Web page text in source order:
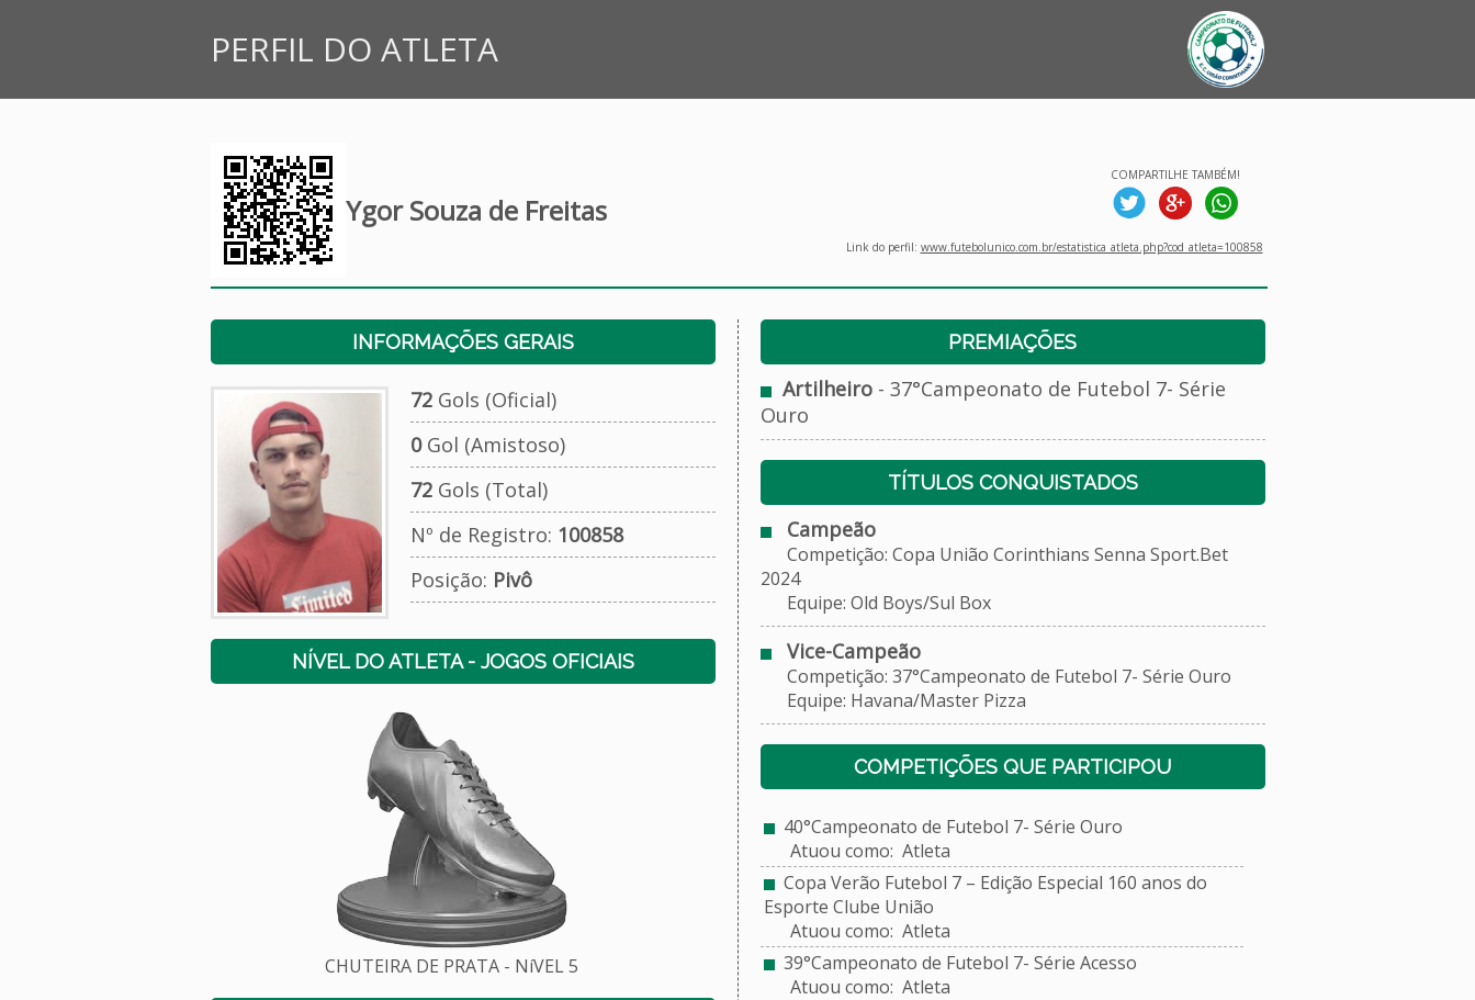
PERFIL DO ATLETA
Ygor Souza de Freitas
COMPARTILHE TAMBÉM!
Link do perfil: www.futebolunico.com.br/estatistica_atleta.php?cod_atleta=100858
INFORMAÇÕES GERAIS
72Gols (Oficial)
0Gol (Amistoso)
72Gols (Total)
Nº de Registro: 100858
Posição: Pivô
NÍVEL DO ATLETA - JOGOS OFICIAIS
CHUTEIRA DE PRATA - NíVEL 5
PREMIAÇÕES
Artilheiro- 37°Campeonato de Futebol 7- Série
Ouro
TÍTULOS CONQUISTADOS
Campeão
Competição: Copa União Corinthians Senna Sport.Bet
2024
Equipe: Old Boys/Sul Box
Vice-Campeão
Competição: 37°Campeonato de Futebol 7- Série Ouro
Equipe: Havana/Master Pizza
COMPETIÇÕES QUE PARTICIPOU
40°Campeonato de Futebol 7- Série Ouro
Atuou como: Atleta
Copa Verão Futebol 7 – Edição Especial 160 anos do
Esporte Clube União
Atuou como: Atleta
39°Campeonato de Futebol 7- Série Acesso
Atuou como: Atleta